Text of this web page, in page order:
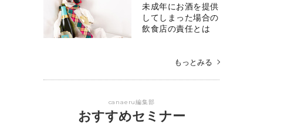
未成年にお酒を提供
してしまった場合の
飲食店の責任とは
もっとみる
canaeru編集部
おすすめセミナー